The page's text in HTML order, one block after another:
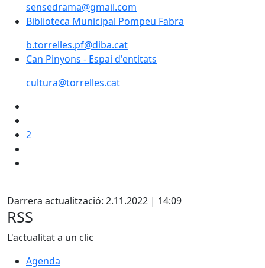
sensedrama@gmail.com
Biblioteca Municipal Pompeu Fabra
Biblioteca Municipal Pompeu Fabra
b.torrelles.pf@diba.cat
Can Pinyons - Espai d'entitats
Can Pinyons - Espai d'entitats
cultura@torrelles.cat
2
Darrera actualització: 2.11.2022 | 14:09
RSS
L'actualitat a un clic
Agenda